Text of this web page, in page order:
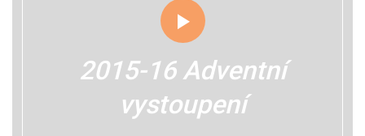
2015-16 Adventní
vystoupení